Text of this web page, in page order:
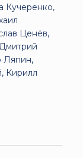
Кучеренко,
Ценёв,
Ляпин,
Кирилл